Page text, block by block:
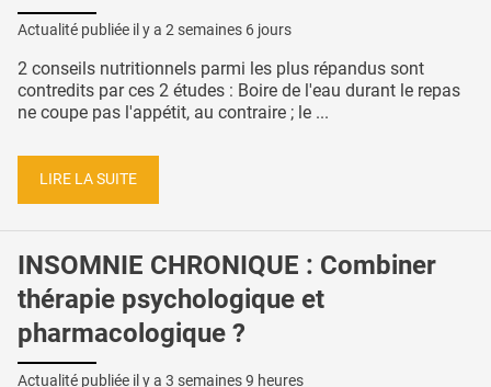
Actualité publiée il y a 2 semaines 6 jours
2 conseils nutritionnels parmi les plus répandus sont
contredits par ces 2 études : Boire de l'eau durant le repas
ne coupe pas l'appétit, au contraire ; le ...
LIRE LA SUITE
INSOMNIE CHRONIQUE : Combiner
thérapie psychologique et
pharmacologique ?
Actualité publiée il y a 3 semaines 9 heures